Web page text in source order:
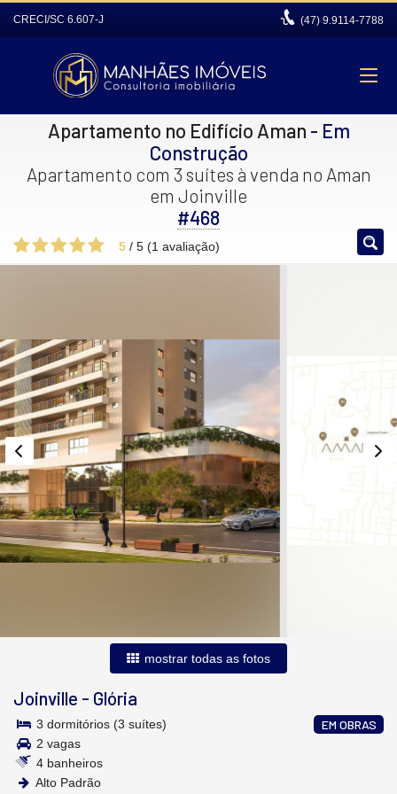
CRECI/SC 6.607-J (47) 9.9114-7788
Apartamento no Edifício Aman - Em
Construção
Apartamento com 3 suítes à venda no Aman
em Joinville
#468
5 / 5 (1 avaliação)
mostrar todas as fotos
Joinville - Glória
EM OBRAS
3 dormitórios (3 suítes)
2 vagas
4 banheiros
Alto Padrão